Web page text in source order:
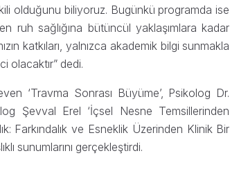
olduğunu biliyoruz. Bugünkü programda ise
ruh sağlığına bütüncül yaklaşımlara kadar
katkıları, yalnızca akademik bilgi sunmakla
olacaktır” dedi.
‘Travma Sonrası Büyüme’, Psikolog Dr.
Şevval Erel ‘İçsel Nesne Temsillerinden
Farkındalık ve Esneklik Üzerinden Klinik Bir
sunumlarını gerçekleştirdi.